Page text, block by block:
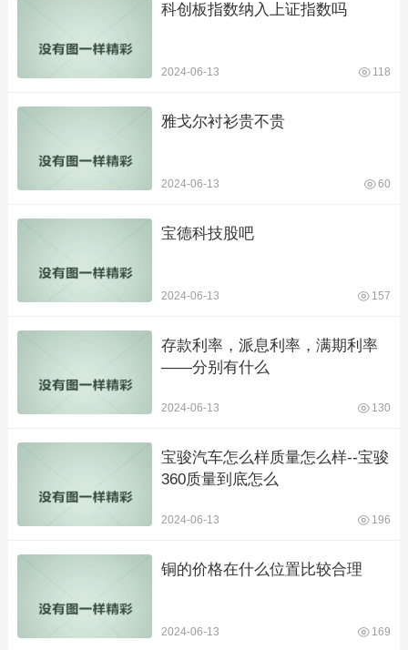
科创板指数纳入上证指数吗
2024-06-13 118
雅戈尔衬衫贵不贵
2024-06-13 60
宝德科技股吧
2024-06-13 157
存款利率，派息利率，满期利率
——分别有什么
2024-06-13 130
宝骏汽车怎么样质量怎么样--宝骏
360质量到底怎么
2024-06-13 196
铜的价格在什么位置比较合理
2024-06-13 169